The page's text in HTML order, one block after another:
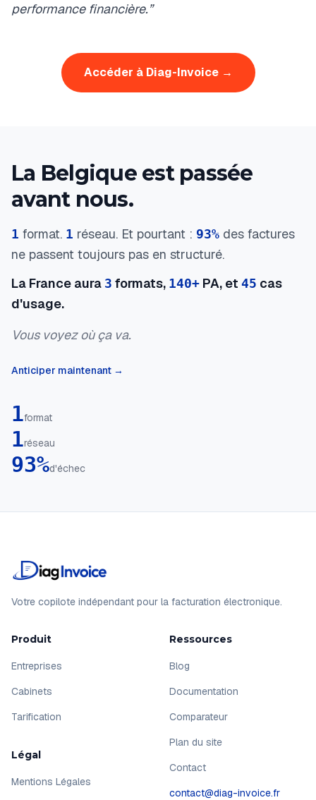
performance financière.”
Accéder à Diag-Invoice →
La Belgique est passée
avant nous.
1 format. 1 réseau. Et pourtant : 93% des factures
ne passent toujours pas en structuré.
La France aura 3 formats, 140+ PA, et 45 cas
d'usage.
Vous voyez où ça va.
Anticiper maintenant →
1format
1réseau
93%d'échec
Votre copilote indépendant pour la facturation électronique.
Produit
Entreprises
Cabinets
Tarification
Légal
Mentions Légales
Ressources
Blog
Documentation
Comparateur
Plan du site
Contact
contact@diag-invoice.fr